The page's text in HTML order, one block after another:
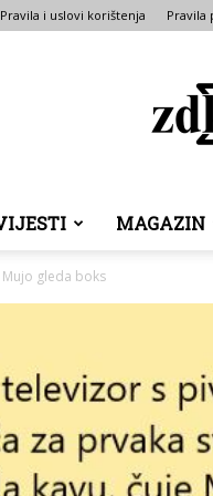
Pravila i uslovi korištenja Pravila
MAGAZIN
Mujo gleda boks